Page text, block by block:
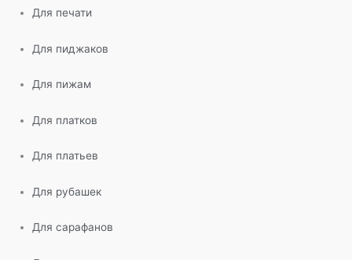
Для печати
Для пиджаков
Для пижам
Для платков
Для платьев
Для рубашек
Для сарафанов